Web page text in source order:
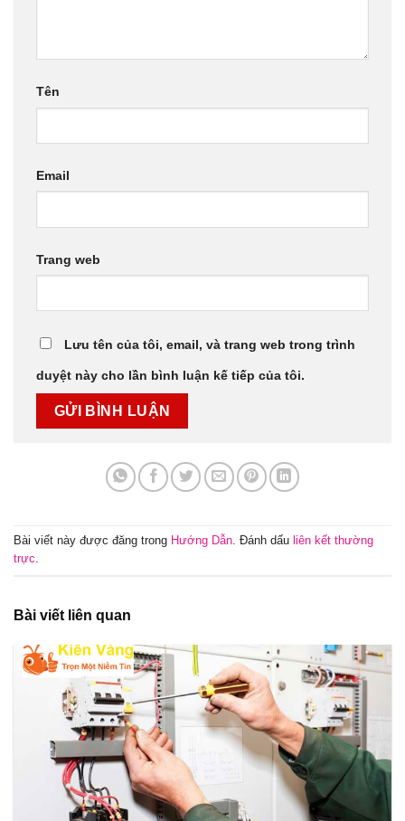
Tên
Email
Trang web
Lưu tên của tôi, email, và trang web trong trình
duyệt này cho lần bình luận kế tiếp của tôi.
Bài viết này được đăng trong Hướng Dẫn. Đánh dấu liên kết thường
trực.
Bài viết liên quan